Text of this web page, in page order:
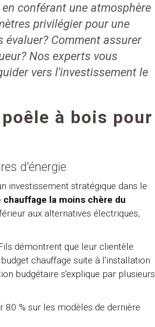
conférant une atmosphère
privilégier pour une
Comment assurer
Nos experts vous
vers l'investissement le
à bois pour
d'énergie
investissement stratégique dans le
la moins chère du
aux alternatives électriques,
démontrent que leur clientèle
chauffage suite à l'installation
budgétaire s'explique par plusieurs
% sur les modèles de dernière